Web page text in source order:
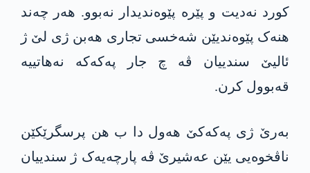
کورد نەدیت و پێرە پێوەندیدار نەبوو. هەر چەند
هنەک پێوەندیێن شەخسی تجاری هەبن ژی لێ ژ
ئالیێ سندییان ڤە چ جار په‌كه‌كە نەهاتییە
قەبوول کرن.
بەرێ ژی په‌كه‌كێ هەول دا ب هن پرسگرێکێن
ناڤخوەیی یێن عەشیرێ ڤە پارچەیەک ژ سندییان